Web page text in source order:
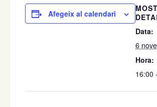
Afegeix al calendari
Data:
6
Hora:
16:00